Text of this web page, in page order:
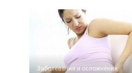
Заболевания и осложнения